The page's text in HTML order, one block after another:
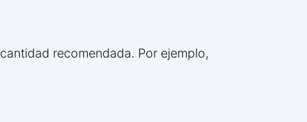
recomendada. Por ejemplo,